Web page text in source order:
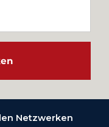
Netzwerken